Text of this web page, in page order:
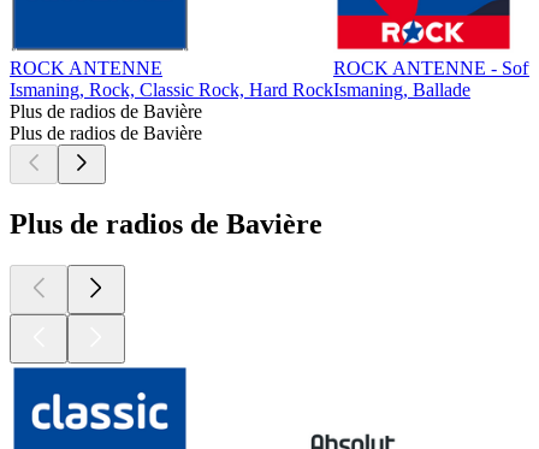
ROCK ANTENNE
Ismaning, Rock, Classic Rock, Hard Rock
ROCK ANTENNE - Soft
Ismaning, Ballade
Plus de radios de Bavière
Plus de radios de Bavière
Plus de radios de Bavière